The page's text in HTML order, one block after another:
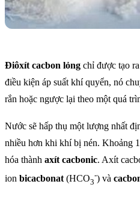
Điôxít cacbon lỏng chỉ được tạo
điều kiện áp suất khí quyển, nó
rắn hoặc ngược lại theo một quá
Nước sẽ hấp thụ một lượng nhất
nhiều hơn khi khí bị nén. Khoảng
hóa thành axít cacbonic. Axít
ion bicacbonat(HCO3
-) và